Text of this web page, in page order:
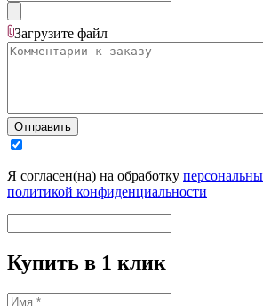
Загрузите файл
Отправить
Я согласен(на) на обработку
политикой конфиденциальности
Купить в 1 клик